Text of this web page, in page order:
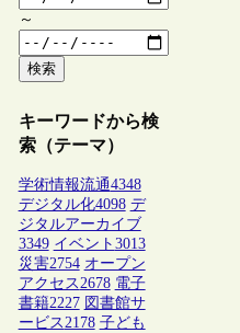
～
検索
キーワードから検
索（テーマ）
学術情報流通4348
デジタル化4098 デ
ジタルアーカイブ
3349 イベント 3013
災害2754 オープン
アクセス2678 電子
書籍2227 図書館サ
ービス2178 子ども